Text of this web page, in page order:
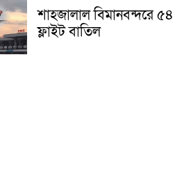
শাহজালাল বিমানবন্দরে ৫৪
ফ্লাইট বাতিল